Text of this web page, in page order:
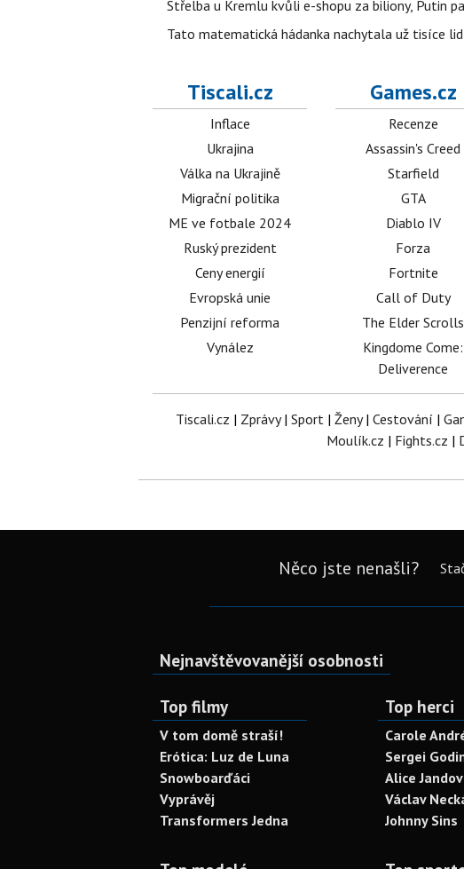
Střelba u Kremlu kvůli e-shopu za biliony, Putin
Tato matematická hádanka nachytala už tisíce
Tiscali.cz
Inflace
Ukrajina
Válka na Ukrajině
Migrační politika
ME ve fotbale 2024
Ruský prezident
Ceny energií
Evropská unie
Penzijní reforma
Vynález
Games.cz
Recenze
Assassin's Creed
Starfield
GTA
Diablo IV
Forza
Fortnite
Call of Duty
The Elder Scrolls
Kingdome Come:
Deliverence
Tiscali.cz | Zprávy| Sport| Ženy| Cestování |
Moulík.cz | Fights.cz |
Něco jste nenašli?
Nejnavštěvovanější osobnosti
Top filmy
V tom domě straší!
Erótica: Luz de Luna
Snowboarďáci
Vyprávěj
Transformers Jedna
Top herci
Carole
Sergei
Alice
Václav
Johnny Sins